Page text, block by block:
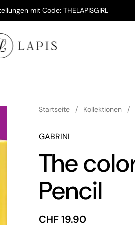
mit Code: THELAPISGIRL
Startseite / Kollektionen /
GABRINI
The
Pencil
Preis:
CHF 19.90